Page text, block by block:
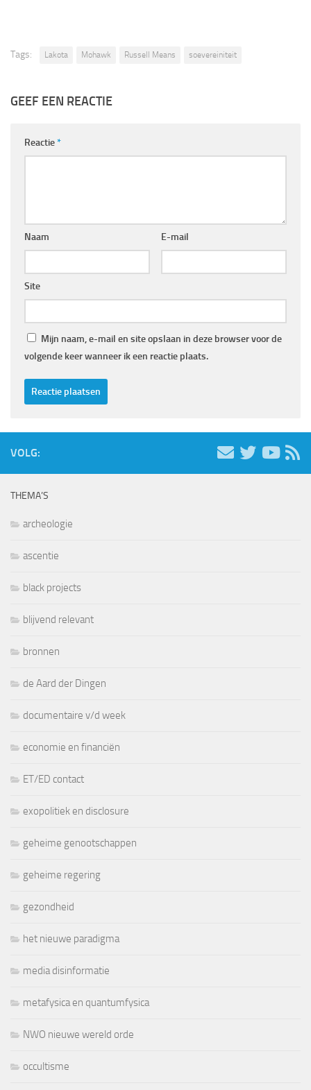
Tags: Lakota Mohawk Russell Means soevereiniteit
GEEF EEN REACTIE
Reactie*
Naam E-mail
Site
Mijn naam, e-mail en site opslaan in deze browser voor de
volgende keer wanneer ik een reactie plaats.
VOLG:
THEMA’S
archeologie
ascentie
black projects
blijvend relevant
bronnen
de Aard der Dingen
documentaire v/d week
economie en financiën
ET/ED contact
exopolitiek en disclosure
geheime genootschappen
geheime regering
gezondheid
het nieuwe paradigma
media disinformatie
metafysica en quantumfysica
NWO nieuwe wereld orde
occultisme